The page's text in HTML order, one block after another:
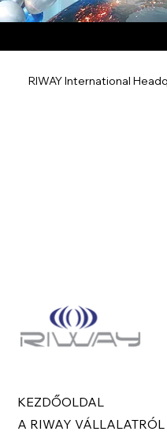
RIWAY International
KEZDŐOLDAL
A RIWAY VÁLLALATRÓL